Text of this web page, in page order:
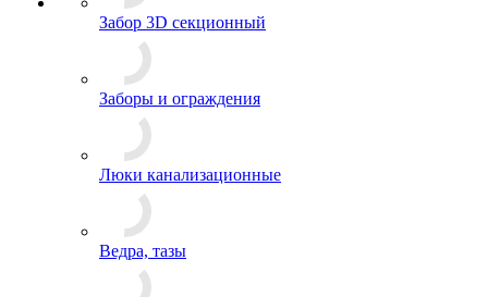
Забор 3D секционный
Заборы и ограждения
Люки канализационные
Ведра, тазы